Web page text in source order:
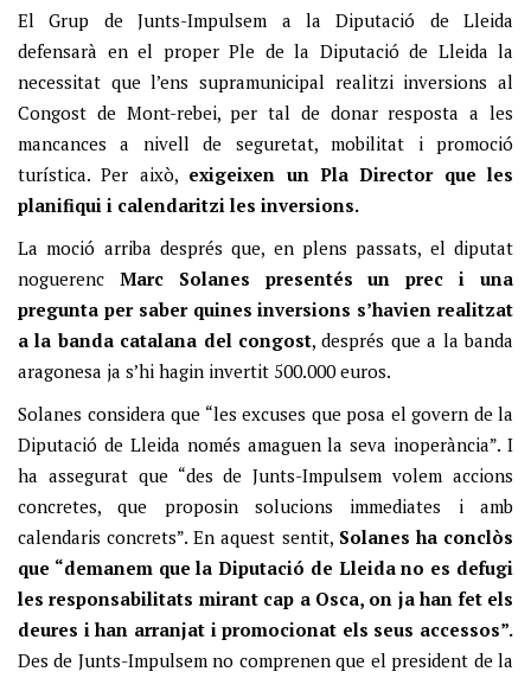
El Grup de Junts-Impulsem a la Diputació de Lleida
defensarà en el proper Ple de la Diputació de Lleida la
necessitat que l’ens supramunicipal realitzi inversions al
Congost de Mont-rebei, per tal de donar resposta a les
mancances a nivell de seguretat, mobilitat i promoció
turística. Per això, exigeixen un Pla Director que les
planifiqui i calendaritzi les inversions.
La moció arriba després que, en plens passats, el diputat
noguerenc Marc Solanes presentés un prec i una
pregunta per saber quines inversions s’havien realitzat
a la banda catalana del congost, després que a la banda
aragonesa ja s’hi hagin invertit 500.000 euros.
Solanes considera que “les excuses que posa el govern de la
Diputació de Lleida només amaguen la seva inoperància”. I
ha assegurat que “des de Junts-Impulsem volem accions
concretes, que proposin solucions immediates i amb
calendaris concrets”. En aquest sentit, Solanes ha conclòs
que “demanem que la Diputació de Lleida no es defugi
les responsabilitats mirant cap a Osca, on ja han fet els
deures i han arranjat i promocionat els seus accessos”.
Des de Junts-Impulsem no comprenen que el president de la